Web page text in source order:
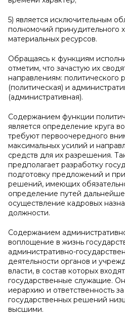
5) является исключительным
полномочий принудительного
материальных ресурсов.
Обращаясь к функциям
отметим, что зачастую их
направлениям: политического
(политическая) и
(административная).
Содержанием функции
является определение круга
требуют первоочередного
максимальных усилий и
средств для их разрешения.
предполагает разработку
подготовку предложений и
решений, имеющих
определение путей
осуществление кадровых
должности.
Содержанием
воплощение в жизнь
административно-
деятельности органов и
власти, в состав которых
государственные служащие.
иерархию и ответственность
государственных решений
высшими.